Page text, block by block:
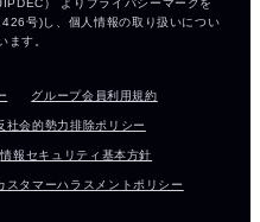
グループ会員利用規約
社会的勢力排除ポリシー
情報セキュリティ基本方針
スタマーハラスメントポリシー